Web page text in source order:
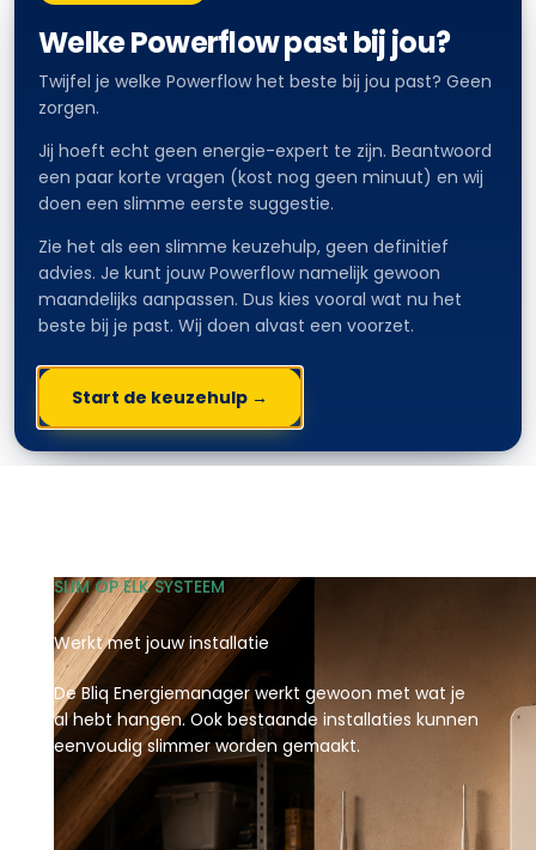
Welke Powerflow past bij jou?
Twijfel je welke Powerflow het beste bij jou past? Geen
zorgen.
Jij hoeft echt geen energie-expert te zijn. Beantwoord
een paar korte vragen (kost nog geen minuut) en wij
doen een slimme eerste suggestie.
Zie het als een slimme keuzehulp, geen definitief
advies. Je kunt jouw Powerflow namelijk gewoon
maandelijks aanpassen. Dus kies vooral wat nu het
beste bij je past. Wij doen alvast een voorzet.
Start de keuzehulp →
SLIM OP ELK SYSTEEM
Werkt met jouw installatie
De Bliq Energiemanager werkt gewoon met wat je
al hebt hangen. Ook bestaande installaties kunnen
eenvoudig slimmer worden gemaakt.